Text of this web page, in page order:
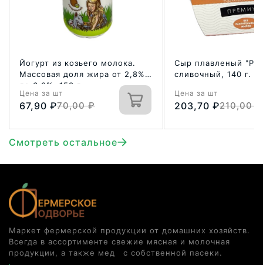
Йогурт из козьего молока.
Массовая доля жира от 2,8%
до 6,0%. 150 г
Цена за шт
70,00₽
67,90 ₽
Сыр плавленый
сливочный, 140 г.
Цена за шт
210,00
203,70 ₽
Смотреть остальное
Маркет фермерской продукции от домашних хозяйств.
Всегда в ассортименте свежие мясная и молочная
продукции, а также мед с собственной пасеки.